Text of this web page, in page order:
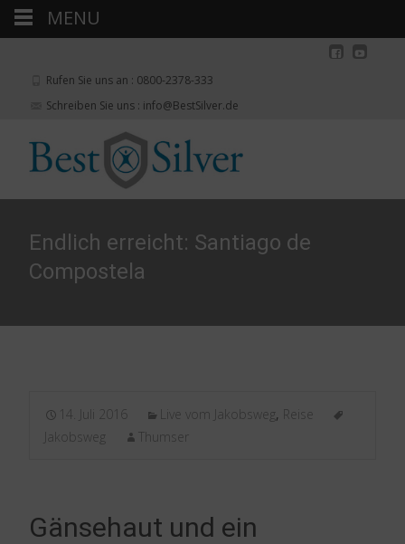
Rufen Sie uns an : 0800-2378-333
Schreiben Sie uns : info@BestSilver.de
Endlich erreicht: Santiago de
Compostela
14. Juli 2016 Live vom Jakobsweg, Reise
Jakobsweg
Thumser
Gänsehaut und ein
MENU